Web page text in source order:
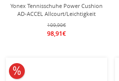
Yonex Tennisschuhe Power Cushion
AD-ACCEL Allcourt/Leichtigkeit
beige Damen
109,90€
98,91€
10% reduziert